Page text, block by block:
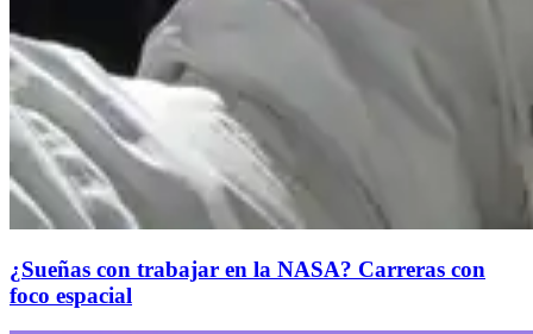
¿Sueñas con trabajar en la NASA? Carreras con
foco espacial